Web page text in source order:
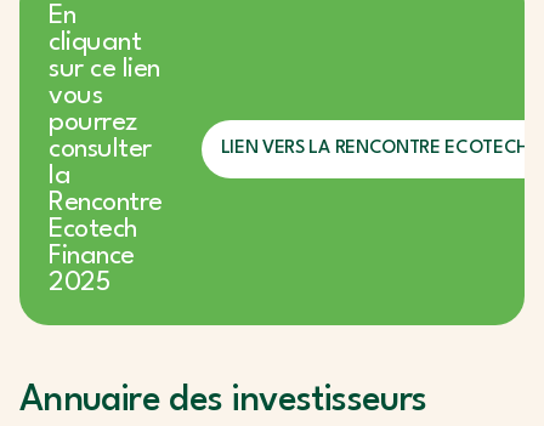
En
cliquant
sur ce lien
vous
pourrez
consulter
la
Rencontre
Ecotech
Finance
2025
LIEN VERS LA RENCONTRE ECOTECH
Annuaire des investisseurs